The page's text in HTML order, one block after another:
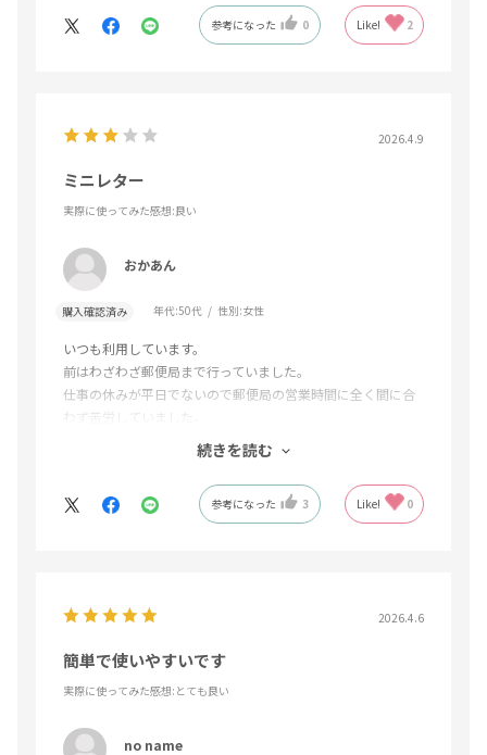
参考になった 0 Like! 2
2026.4.9
ミニレター
実際に使ってみた感想:良い
おかあん
購入確認済み 年代:50代 性別:女性
いつも利用しています。
前はわざわざ郵便局まで行っていました。
仕事の休みが平日でないので郵便局の営業時間に全く間に合
わず苦労していました。
発送いただくまでが長いので、在庫が無くならないように計
画的に注文しなくてはなりません。
うっかり忘れてしまうと本当に焦ります。
続きを読む
参考になった 3 Like! 0
2026.4.6
簡単で使いやすいです
実際に使ってみた感想:とても良い
no name